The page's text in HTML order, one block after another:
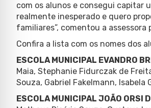
com os alunos e consegui capitar
realmente inesperado e quero
familiares”, comentou a assessora
Confira a lista com os nomes dos
ESCOLA MUNICIPAL EVANDRO
Maia, Stephanie Fidurczak de
Souza, Gabriel Fakelmann, Isabela
ESCOLA MUNICIPAL JOÃO ORSI